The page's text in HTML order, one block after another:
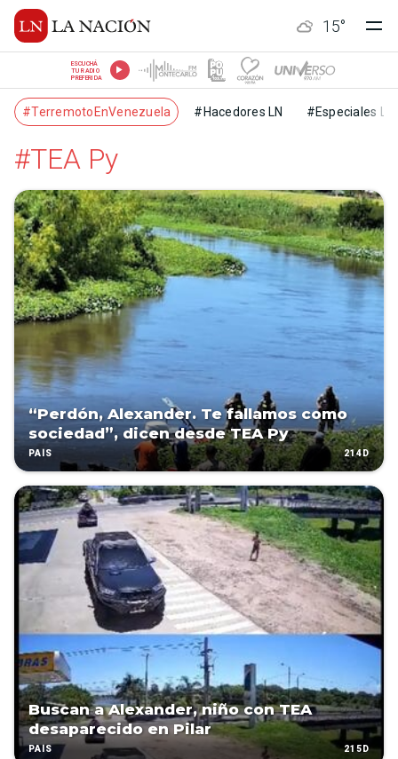
15°
ESCUCHÁ
TU RADIO
PREFERIDA
#TerremotoEnVenezuela #Hacedores LN #Especiales LN
#TEA Py
“Perdón, Alexander. Te fallamos como
sociedad”, dicen desde TEA Py
PAÍS 214D
Buscan a Alexander, niño con TEA
desaparecido en Pilar
PAÍS 215D